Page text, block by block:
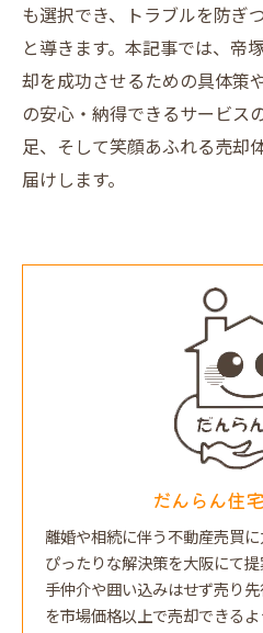
も選択でき、トラブルを防ぎ
と導きます。本記事では、帝
却を成功させるための具体策
の安心・納得できるサービス
足、そして笑顔あふれる売却
届けします。
だんらん住
離婚や相続に伴う不動産売買
ぴったりな解決策を大阪にて
手仲介や囲い込みはせず売り
を市場価格以上で売却できるよ